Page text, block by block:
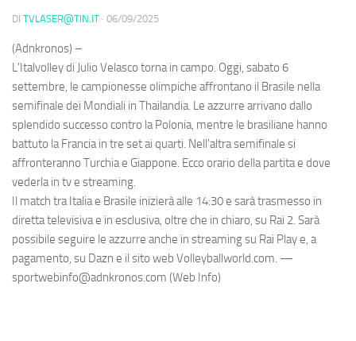
DI TVLASER@TIN.IT · 06/09/2025
(Adnkronos) –
L'Italvolley di Julio Velasco torna in campo. Oggi, sabato 6
settembre, le campionesse olimpiche affrontano il Brasile nella
semifinale dei Mondiali in Thailandia. Le azzurre arrivano dallo
splendido successo contro la Polonia, mentre le brasiliane hanno
battuto la Francia in tre set ai quarti. Nell'altra semifinale si
affronteranno Turchia e Giappone. Ecco orario della partita e dove
vederla in tv e streaming.
Il match tra Italia e Brasile inizierà alle 14:30 e sarà trasmesso in
diretta televisiva e in esclusiva, oltre che in chiaro, su Rai 2. Sarà
possibile seguire le azzurre anche in streaming su Rai Play e, a
pagamento, su Dazn e il sito web Volleyballworld.com. —
sportwebinfo@adnkronos.com (Web Info)